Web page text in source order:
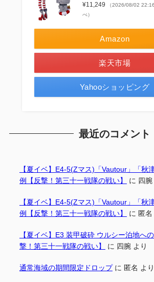
¥11,249
（2026/08/02
べ）
Amazon
楽天市場
Yahooショッピング
最近のコメント
【夏イベ】E4-5(Zマス)「Vautour」「秋
例【反撃！第三十一戦隊の戦い】
に 四腕
【夏イベ】E4-5(Zマス)「Vautour」「秋
例【反撃！第三十一戦隊の戦い】
に 匿名
【夏イベ】E3 装甲破砕 ウルシー泊地へ
撃！第三十一戦隊の戦い】
に 四腕より
通常海域の期間限定ドロップに 匿名 より